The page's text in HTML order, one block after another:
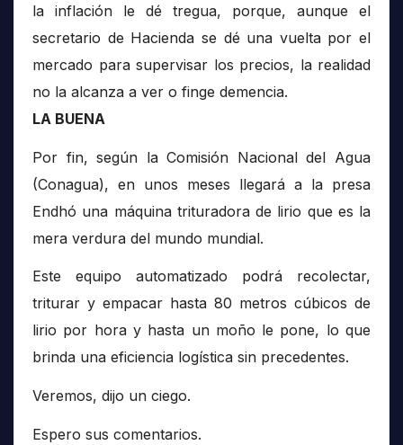
la inflación le dé tregua, porque, aunque el
secretario de Hacienda se dé una vuelta por el
mercado para supervisar los precios, la realidad
no la alcanza a ver o finge demencia.
LA BUENA
Por fin, según la Comisión Nacional del Agua
(Conagua), en unos meses llegará a la presa
Endhó una máquina trituradora de lirio que es la
mera verdura del mundo mundial.
Este equipo automatizado podrá recolectar,
triturar y empacar hasta 80 metros cúbicos de
lirio por hora y hasta un moño le pone, lo que
brinda una eficiencia logística sin precedentes.
Veremos, dijo un ciego.
Espero sus comentarios.